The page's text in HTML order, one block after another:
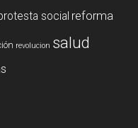
social reforma
revolucion salud